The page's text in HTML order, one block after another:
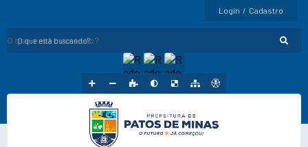
Login / Cadastro
O que está buscando?